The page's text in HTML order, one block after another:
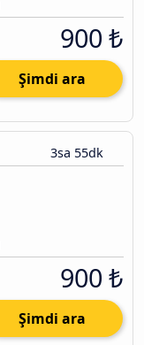
900 ₺
Şimdi ara
3sa 55dk
900 ₺
Şimdi ara